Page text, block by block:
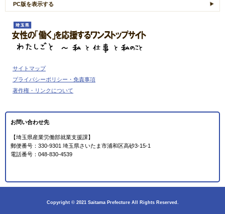
PC版を表示する
女性の「働く」を応援するワンストップサイト
わたしごと ～私 と 仕事 と 私のこと
サイトマップ
プライバシーポリシー・免責事項
著作権・リンクについて
お問い合わせ先
【埼玉県産業労働部就業支援課】
郵便番号：330-9301 埼玉県さいたま市浦和区高砂3-15-1
電話番号：048-830-4539
Copyright © 2021 Saitama Prefecture All Rights Reserved.